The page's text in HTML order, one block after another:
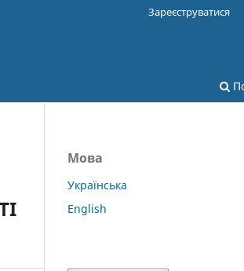
Зареєструватися
Мова
Українська
English